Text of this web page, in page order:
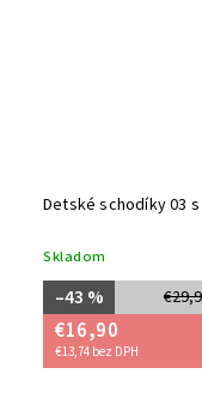
Detské schodíky 03
Skladom
–43 %
€16,90
€13,74 bez DPH